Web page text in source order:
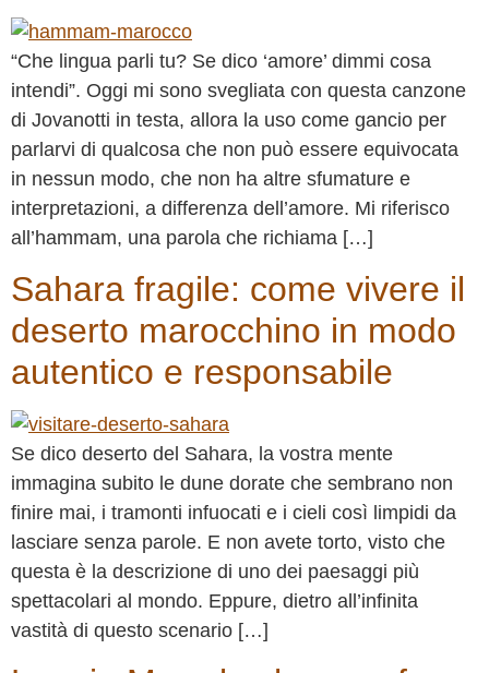
“Che lingua parli tu? Se dico ‘amore’ dimmi cosa
intendi”. Oggi mi sono svegliata con questa canzone
di Jovanotti in testa, allora la uso come gancio per
parlarvi di qualcosa che non può essere equivocata
in nessun modo, che non ha altre sfumature e
interpretazioni, a differenza dell’amore. Mi riferisco
all’hammam, una parola che richiama […]
Sahara fragile: come vivere il
deserto marocchino in modo
autentico e responsabile
Se dico deserto del Sahara, la vostra mente
immagina subito le dune dorate che sembrano non
finire mai, i tramonti infuocati e i cieli così limpidi da
lasciare senza parole. E non avete torto, visto che
questa è la descrizione di uno dei paesaggi più
spettacolari al mondo. Eppure, dietro all’infinita
vastità di questo scenario […]